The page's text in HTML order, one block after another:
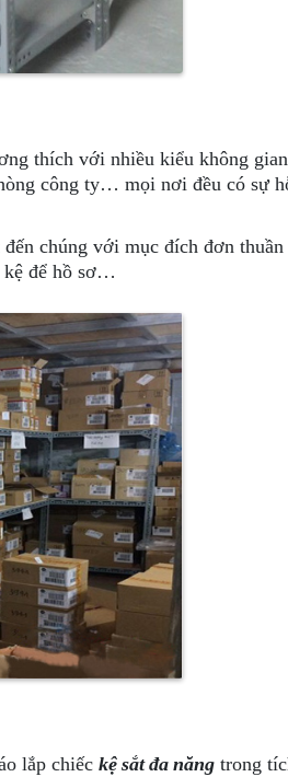
thích với nhiều kiểu không
công ty… mọi nơi đều có sự
chúng với mục đích đơn
kệ để hồ sơ…
lắp chiếckệ sắt đa năng trong